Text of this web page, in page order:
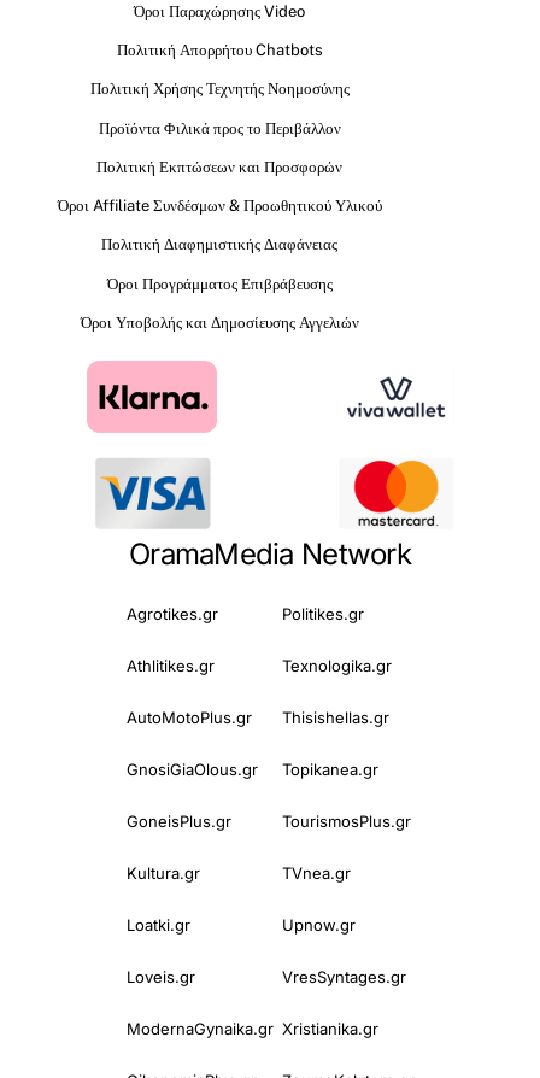
Όροι Παραχώρησης Video
Πολιτική Απορρήτου Chatbots
Πολιτική Χρήσης Τεχνητής Νοημοσύνης
Προϊόντα Φιλικά προς το Περιβάλλον
Πολιτική Εκπτώσεων και Προσφορών
Όροι Affiliate Συνδέσμων & Προωθητικού Υλικού
Πολιτική Διαφημιστικής Διαφάνειας
Όροι Προγράμματος Επιβράβευσης
Όροι Υποβολής και Δημοσίευσης Αγγελιών
OramaMedia Network
Agrotikes.gr Politikes.gr
Athlitikes.gr Texnologika.gr
AutoMotoPlus.gr Thisishellas.gr
GnosiGiaOlous.gr Topikanea.gr
GoneisPlus.gr TourismosPlus.gr
Kultura.gr TVnea.gr
Loatki.gr Upnow.gr
Loveis.gr VresSyntages.gr
ModernaGynaika.gr Xristianika.gr